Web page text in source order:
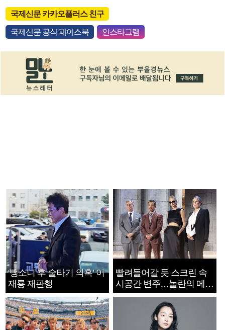
국제신문 카카오플러스 친구
국제신문 공식 페이스북 인스타그램
‘뺑소니 후 술타기 의혹’ 이
재룡 재판행
빨려들어갈 듯 스크린 속
시공간 변주…놀란의 메시
지는 ‘전쟁 속죄’